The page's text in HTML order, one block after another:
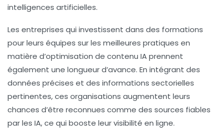
intelligences artificielles.
Les entreprises qui investissent dans des formations
pour leurs équipes sur les meilleures pratiques en
matière d’optimisation de contenu IA prennent
également une longueur d’avance. En intégrant des
données précises et des informations sectorielles
pertinentes, ces organisations augmentent leurs
chances d’être reconnues comme des sources fiables
par les IA, ce qui booste leur visibilité en ligne.